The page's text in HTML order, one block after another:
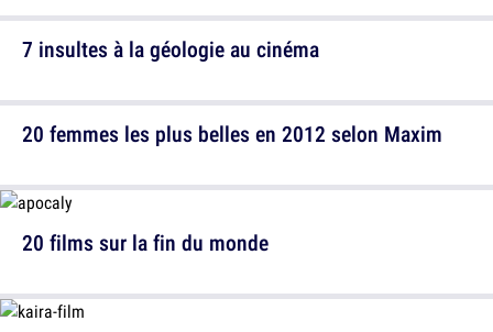
7 insultes à la géologie au cinéma
20 films sur la fin du monde
20 femmes les plus belles en 2012 selon Maxim